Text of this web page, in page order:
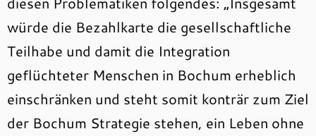
würde die Bezahlkarte die gesellschaftliche
Teilhabe und damit die Integration
geflüchteter Menschen in Bochum erheblich
einschränken und steht somit konträr zum Ziel
der Bochum Strategie stehen, ein Leben ohne